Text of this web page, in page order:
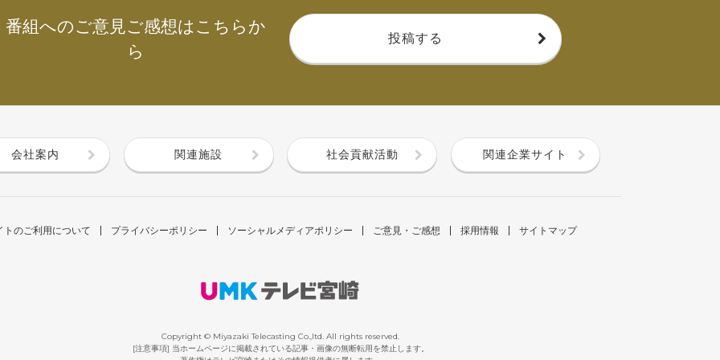
番組へのご意見ご感想はこちらか
ら
投稿する
会社案内 関連施設 社会貢献活動 関連企業サイト
トのご利用について プライバシーポリシー ソーシャルメディアポリシー ご意見・ご感想 採用情報 サイトマップ
Copyright © Miyazaki Telecasting Co.,ltd. All rights reserved.
[注意事項] 当ホームページに掲載されている記事・画像の無断転用を禁止します。